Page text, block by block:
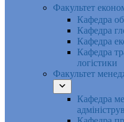
Факультет
Кафедра
Кафедра
Кафедра
Кафедра
логістики
Факультет
Кафедра